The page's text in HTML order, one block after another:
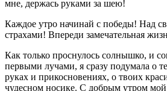
мне, держась руками за шею!
Каждое утро начинай с победы! Над
страхами! Впереди замечательная
Как только проснулось солнышко, и
первыми лучами, я сразу подумала о
руках и прикосновениях, о твоих
чудесном носике. С добрым утром